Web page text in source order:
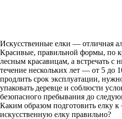
Искусственные елки — отличная
Красивые, правильной формы, по
лесным красавицам, а встречать
течение нескольких лет — от 5 до
продлить срок эксплуатации,
упаковать деревце и соблюсти
безопасного пребывания до
Каким образом подготовить елку
искусственную елку правильно?